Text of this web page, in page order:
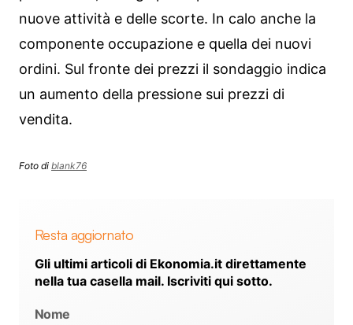
nuove attività e delle scorte. In calo anche la
componente occupazione e quella dei nuovi
ordini. Sul fronte dei prezzi il sondaggio indica
un aumento della pressione sui prezzi di
vendita.
Foto di blank76
Resta aggiornato
Gli ultimi articoli di Ekonomia.it direttamente
nella tua casella mail. Iscriviti qui sotto.
Nome